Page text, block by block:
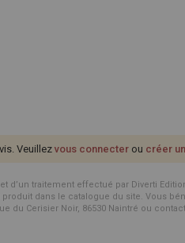
Veuillez vous connecter ou créer
traitement effectué par Diverti
dans le catalogue du site. Vous
du Cerisier Noir, 86530 Naintré ou